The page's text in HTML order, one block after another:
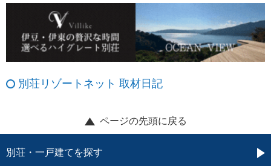
別荘リゾートネット 取材日記
ページの先頭に戻る
別荘・一戸建てを探す